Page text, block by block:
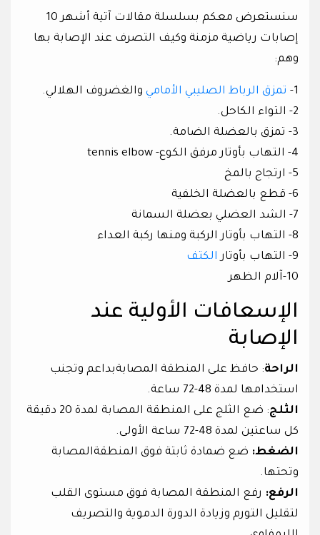
سنستعرض معكم بسلسلة مقالات آتية أشهر 10
إصابات رياضية مزمنة وكيف التصرف عند الإصابة بها
وهم:
1- تمزق الرباط الصليبي الأمامي والغضروف الهلالي.
2- التواء الكاحل.
3- تمزق بالعضلة الضامة.
4- التهاب بأوتار مرفق الكوع- tennis elbow
5- ارتجاج بالمخ
6- قطع بالعضلة الخلفية
7- الشد العضلي بعضلة السمانة
8- التهاب بأوتار الركبة ومنها ركبة العداء
9- التهاب بأوتار
الكتف
10-آلام الظهر
الإسعافات الأولية عند
الإصابة
الراحة: حافظ على المنطقة المصابةبداعم وتجنب
استخدامها لمدة 48-72 ساعة.
الثلج
: ضع الثلج على المنطقة المصابة لمدة 20 دقيقة
كل ساعتين لمدة 48-72 ساعة الأولى.
الضغط: ضع ضمادة ثابتة فوق المنطقةالمصابة
وتحتها.
الرفع: رفع المنطقة المصابة فوق مستوى القلب
لتقليل التورم وزيادة الدورة الدموية والتصريف